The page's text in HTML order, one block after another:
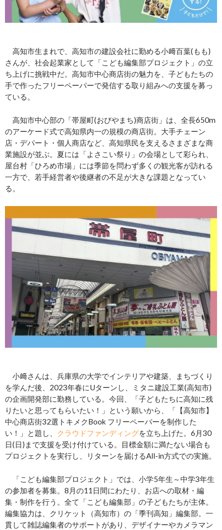
高知市生まれで、高知市の建設会社に勤める小﨑百葉(もも)
さんが、社会起業家として「こども編集部プロジェクト」の立
ち上げに挑戦中だ。高知市中心商店街の魅力を、子どもたちの
手で作ったフリーペーパーで発信する取り組みへの支援を募っ
ている。
高知市中心部の「帯屋町(おびやまち)商店街」は、全長650m
のアーケード式で高知県内一の規模の商店街。大手チェーン
店・デパート・個人商店など、高知県民を支えるさまざまな商
業施設が並ぶ。夏には「よさこい祭り」の会場として彩られ、
屋台村「ひろめ市場」には季節を問わず多くの観光客が訪れる
一方で、若手経営者や後継者の不足が大きな課題となってい
る。
小﨑さんは、兵庫県の大学でインテリアや建築、まちづくり
を学んだ後、2023年春にUターンし、ミタニ建設工業(高知市)
の企画開発部に勤務している。今回、「子どもたちに高知に残
りたいと思ってもらいたい！」という願いから、「【高知市】
中心商店街32選トキメクBook フリーペーパーを制作した
い！」と題し、
クラウドファンディングを立ち上げた。6月30
日(日)まで支援を受け付けている。目標金額に満たない場合も
プロジェクトを実行し、リターンを届けるAll-in方式での実施。
「こども編集部プロジェクト」では、小学5年生～中学3年生
の参加者を募集。8月の11日間にわたり、お店への取材・編
集・制作を行う。全て「こども編集部」の子どもたちが主体。
編集協力は、クリケット（高知市）の「季刊高知」編集部。一
貫して雑誌編集者のサポートがあり、デザイナーやカメラマン